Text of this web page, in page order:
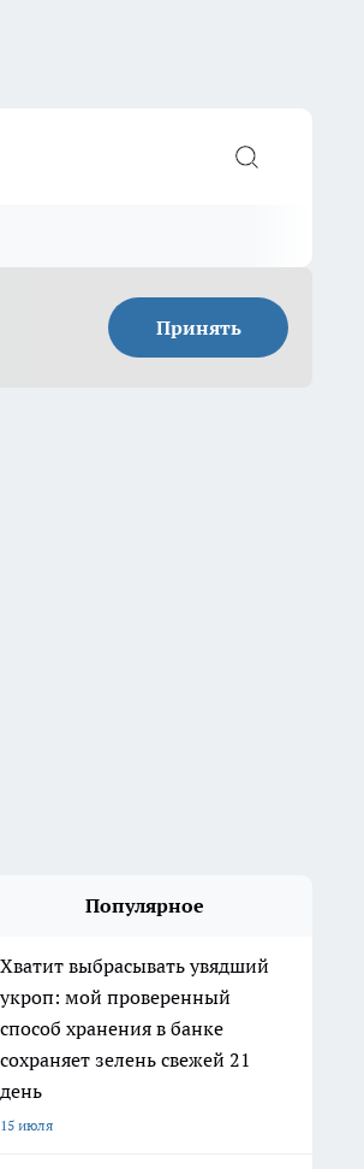
Принять
Популярное
Хватит выбрасывать увядший
укроп: мой проверенный
способ хранения в банке
сохраняет зелень свежей 21
день
15 июля